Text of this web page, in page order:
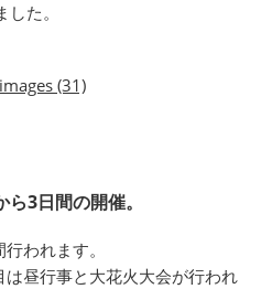
た。
3日間の開催。
われます。
昼行事と大花火大会が行われ